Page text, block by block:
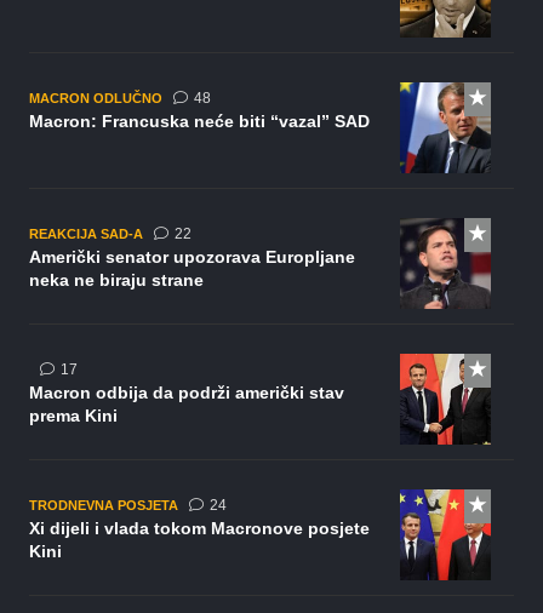
MACRON ODLUČNO 48komentara
Macron: Francuska neće biti “vazal” SAD
REAKCIJA SAD-A 22komentara
Američki senator upozorava Europljane
neka ne biraju strane
17komentara
Macron odbija da podrži američki stav
prema Kini
TRODNEVNA POSJETA 24komentara
Xi dijeli i vlada tokom Macronove posjete
Kini